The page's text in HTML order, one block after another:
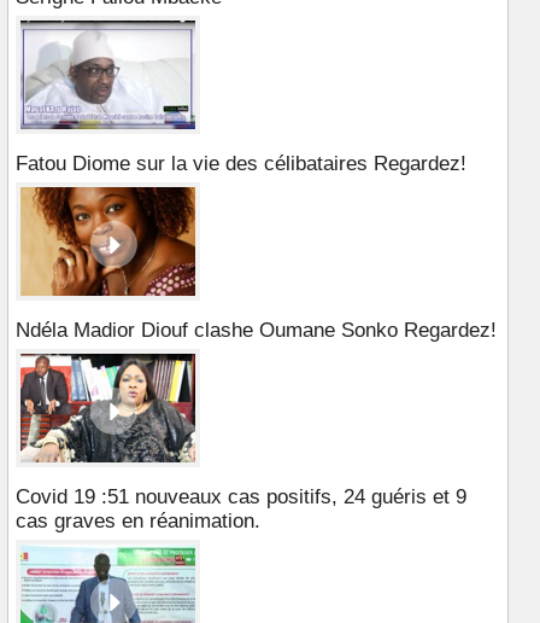
Fatou Diome sur la vie des célibataires Regardez!
Ndéla Madior Diouf clashe Oumane Sonko Regardez!
Covid 19 :51 nouveaux cas positifs, 24 guéris et 9
cas graves en réanimation.